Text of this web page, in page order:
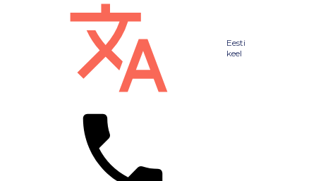
Eesti
keel